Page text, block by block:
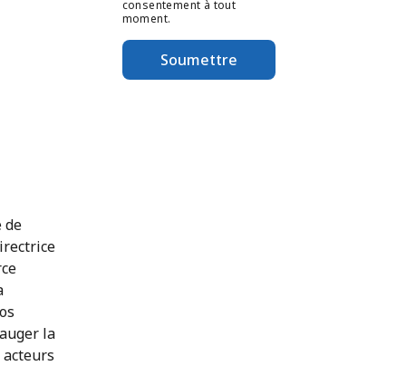
de
la
consentement à tout
moment.
Soumettre